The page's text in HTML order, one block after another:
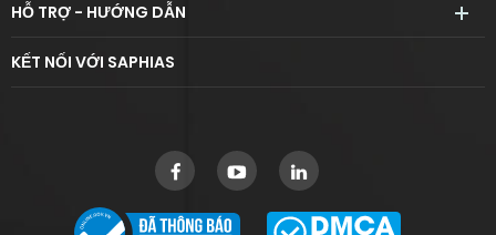
HỖ TRỢ - HƯỚNG DẪN
KẾT NỐI VỚI SAPHIAS